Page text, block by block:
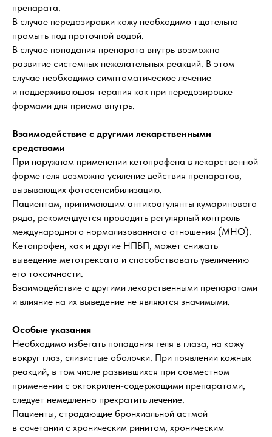
препарата.
В случае передозировки кожу необходимо тщательно
промыть под проточной водой.
В случае попадания препарата внутрь возможно
развитие системных нежелательных реакций. В этом
случае необходимо симптоматическое лечение
и поддерживающая терапия как при передозировке
формами для приема внутрь.
Взаимодействие с другими лекарственными
средствами
При наружном применении кетопрофена в лекарственной
форме геля возможно усиление действия препаратов,
вызывающих фотосенсибилизацию.
Пациентам, принимающим антикоагулянты кумаринового
ряда, рекомендуется проводить регулярный контроль
международного нормализованного отношения (МНО).
Кетопрофен, как и другие НПВП, может снижать
выведение метотрексата и способствовать увеличению
его токсичности.
Взаимодействие с другими лекарственными препаратами
и влияние на их выведение не являются значимыми.
Особые указания
Необходимо избегать попадания геля в глаза, на кожу
вокруг глаз, слизистые оболочки. При появлении кожных
реакций, в том числе развившихся при совместном
применении с октокрилен-содержащими препаратами,
следует немедленно прекратить лечение.
Пациенты, страдающие бронхиальной астмой
в сочетании с хроническим ринитом, хроническим